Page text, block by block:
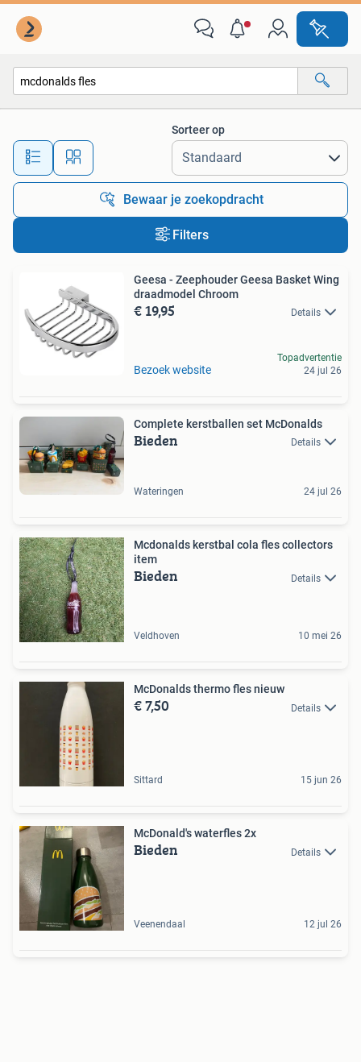
Alle afstanden…
Sorteer op
Bewaar je zoekopdracht
Filters
Geesa - Zeephouder Geesa Basket Wing
draadmodel Chroom
€ 19,95 Details
Bezoek website
Topadvertentie
24 jul 26
Complete kerstballen set McDonalds
Bieden Details
Wateringen 24 jul 26
Mcdonalds kerstbal cola fles collectors
item
Bieden Details
Veldhoven 10 mei 26
McDonalds thermo fles nieuw
€ 7,50 Details
Sittard 15 jun 26
McDonald's waterfles 2x
Bieden Details
Veenendaal 12 jul 26